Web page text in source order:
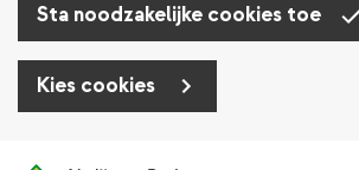
Sta noodzakelijke cookies toe
Kies cookies